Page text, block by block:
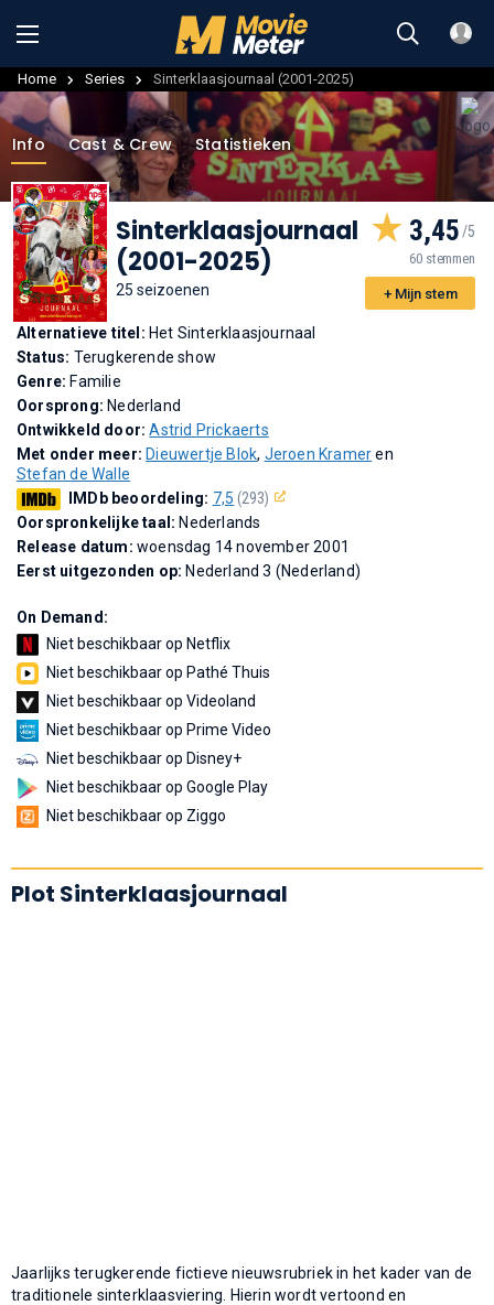
Home Series Sinterklaasjournaal (2001-2025)
Info Cast & Crew Statistieken
Sinterklaasjournaal
(2001-2025)
25 seizoenen
3,45
60 stemmen
+ Mijn stem
Alternatieve titel: Het Sinterklaasjournaal
Status: Terugkerende show
Genre: Familie
Oorsprong: Nederland
Ontwikkeld door:Astrid Prickaerts
Met onder meer: Dieuwertje Blok, Jeroen Krameren
Stefan de Walle
IMDb beoordeling: 7,5 (293)
Oorspronkelijke taal: Nederlands
Release datum: woensdag 14 november 2001
Eerst uitgezonden op: Nederland 3 (Nederland)
On Demand:
Niet beschikbaar op Netflix
Niet beschikbaar op Pathé Thuis
Niet beschikbaar op Videoland
Niet beschikbaar op Prime Video
Niet beschikbaar op Disney+
Niet beschikbaar op Google Play
Niet beschikbaar op Ziggo
Plot Sinterklaasjournaal
Jaarlijks terugkerende fictieve nieuwsrubriek in het kader van de
traditionele sinterklaasviering. Hierin wordt vertoond en